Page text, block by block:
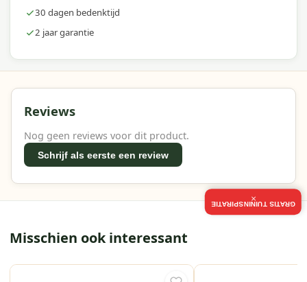
30 dagen bedenktijd
2 jaar garantie
Reviews
Nog geen reviews voor dit product.
Schrijf als eerste een review
Misschien ook interessant
GRATIS TUININSPIRATIE
×